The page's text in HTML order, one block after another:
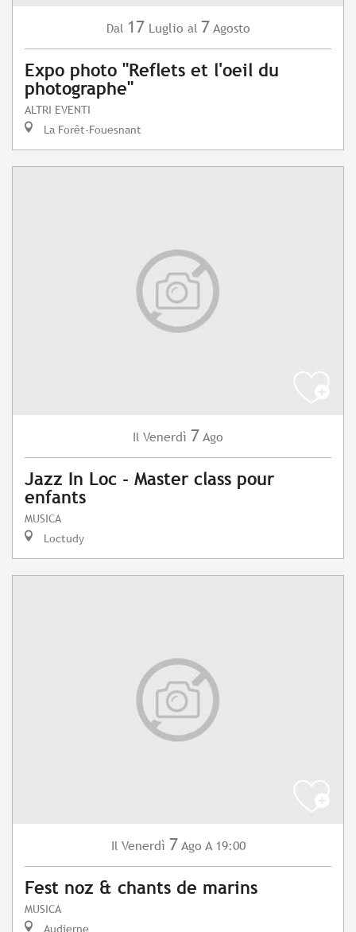
Dal 17 Luglio al 7 Agosto
Expo photo "Reflets et l'oeil du
photographe"
ALTRI EVENTI
La Forêt-Fouesnant
Il Venerdì 7 Ago
Jazz In Loc - Master class pour
enfants
MUSICA
Loctudy
Il Venerdì 7 Ago A 19:00
Fest noz & chants de marins
MUSICA
Audierne